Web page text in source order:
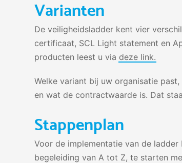
Varianten
De veiligheidsladder kent vier
certificaat, SCL Light statement en
producten leest u via deze link.
Welke variant bij uw organisatie
en wat de contractwaarde is. Dat
Stappenplan
Voor de implementatie van de
begeleiding van A tot Z, te starten